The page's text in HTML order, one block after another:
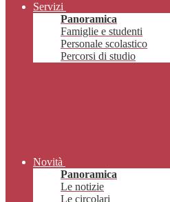
Servizi
Panoramica
Famiglie e studenti
Personale scolastico
Percorsi di studio
Novità
Panoramica
Le notizie
Le circolari